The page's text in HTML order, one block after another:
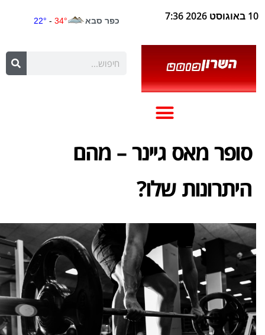
10 באוגוסט 2026 7:36
סופר מאס גיינר – מהם
היתרונות שלו?